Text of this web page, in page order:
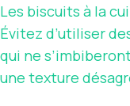
Les biscuits à la
Évitez d’utiliser
qui ne
une texture